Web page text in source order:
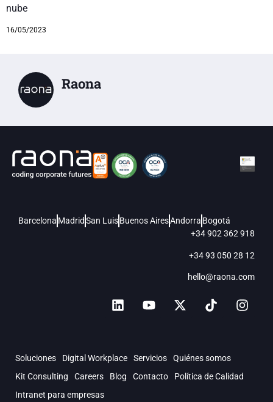
nube
16/05/2023
Raona
Barcelona MadridSan LuisBuenos AiresAndorra Bogotá
+34 902 362 918
+34 93 050 28 12
hello@raona.com
Soluciones Digital Workplace Servicios
Quiénes somos
Kit Consulting
Careers Blog Contacto
Política de Calidad
Intranet para empresas